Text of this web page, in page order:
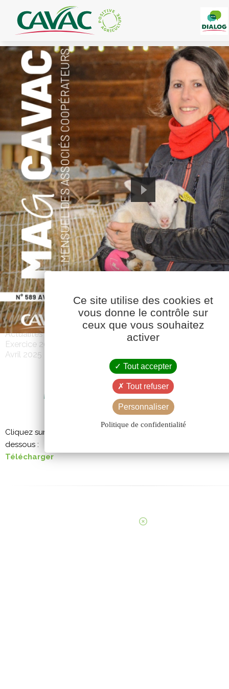
Actualités
Exercice 2024-2025
Avril 2025
MAG CAVAC 589 – AVRIL
Cliquez sur l’image pour afficher le PDF, ou téléchargez le à
dessous :
Télécharger
Panneau de gestion des cookies
Ce site utilise des cookies et
vous donne le contrôle sur
ceux que vous souhaitez
activer
Tout accepter
Tout refuser
Personnaliser
Politique de confidentialité